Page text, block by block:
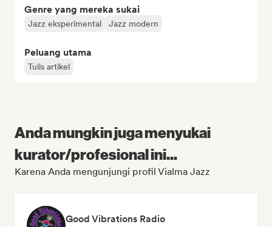
Genre yang mereka sukai
Jazz eksperimental Jazz modern
Peluang utama
Tulis artikel
Anda mungkin juga menyukai
kurator/profesional ini...
Karena Anda mengunjungi profil Vialma Jazz
Good Vibrations Radio